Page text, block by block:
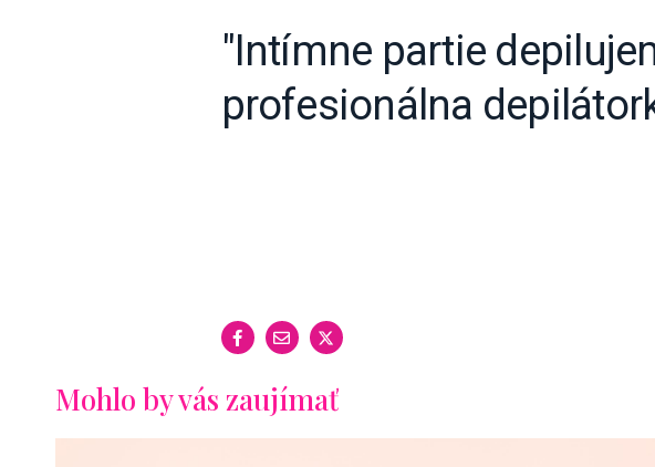
"Intímne partie
profesionálna
Mohlo by vás zaujímať